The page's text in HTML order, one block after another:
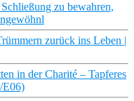
zu bewahren,
zurück ins Leben |
in der Charité – Tapferes
E06)